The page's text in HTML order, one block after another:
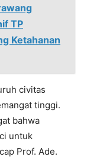
TP
Ketahanan
civitas
tinggi.
bahwa
untuk
Prof. Ade.